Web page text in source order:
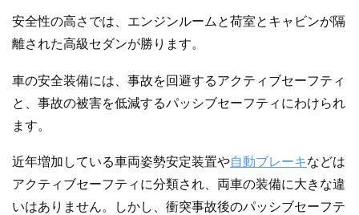
安全性の高さでは、エンジンルームと荷室とキャビンが隔
離された高級セダンが勝ります。
車の安全装備には、事故を回避するアクティブセーフティ
と、事故の被害を低減するパッシブセーフティにわけられ
ます。
近年増加している車両姿勢安定装置や自動ブレーキなどは
アクティブセーフティに分類され、両車の装備に大きな違
いはありません。しかし、衝突事故後のパッシブセーフテ